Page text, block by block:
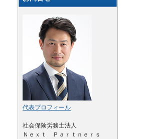
代表プロフィール
社会保険労務士法人
Ｎｅｘｔ Ｐａｒｔｎｅｒｓ